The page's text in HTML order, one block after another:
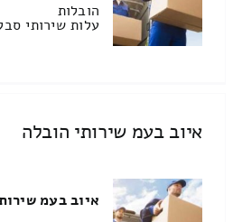
הובלות
עלות שירותי
איוב בעמ שירותי הובלה
איוב בעמ